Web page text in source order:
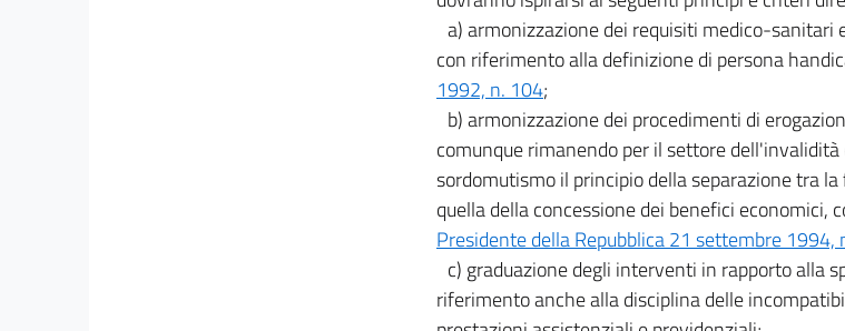
a) armonizzazione dei requisiti medico-
con riferimento alla definizione di persona
1992, n. 104;
b) armonizzazione dei procedimenti di
comunque rimanendo per il settore
sordomutismo il principio della separazione tra
quella della concessione dei benefici economici,
Presidente della Repubblica 21 settembre 1994,
c) graduazione degli interventi in rapporto alla
riferimento anche alla disciplina delle